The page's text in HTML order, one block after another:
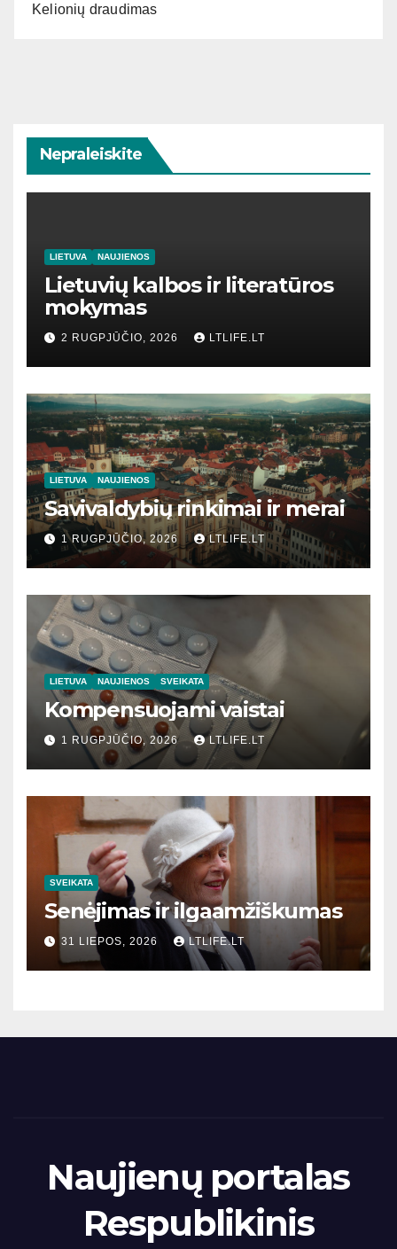
Kelionių draudimas
Nepraleiskite
LIETUVA NAUJIENOS
Lietuvių kalbos ir literatūros
mokymas
2 RUGPJŪČIO, 2026 LTLIFE.LT
LIETUVA NAUJIENOS
Savivaldybių rinkimai ir merai
1 RUGPJŪČIO, 2026 LTLIFE.LT
LIETUVA NAUJIENOS SVEIKATA
Kompensuojami vaistai
1 RUGPJŪČIO, 2026 LTLIFE.LT
SVEIKATA
Senėjimas ir ilgaamžiškumas
31 LIEPOS, 2026 LTLIFE.LT
Naujienų portalas
Respublikinis